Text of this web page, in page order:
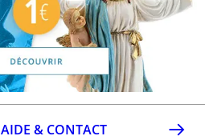
AIDE & CONTACT